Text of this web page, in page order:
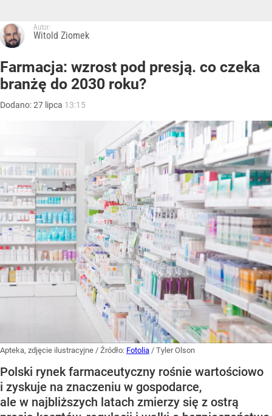
Autor:
Witold Ziomek
Farmacja: wzrost pod presją. co czeka
branżę do 2030 roku?
Dodano:27 lipca 13:15
Apteka, zdjęcie ilustracyjne / Źródło: Fotolia / Tyler Olson
Polski rynek farmaceutyczny rośnie wartościowo
i zyskuje na znaczeniu w gospodarce,
ale w najbliższych latach zmierzy się z ostrą